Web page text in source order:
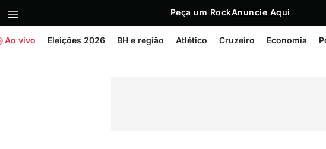
Peça um RockAnuncie Aqui
Ao vivo Eleições 2026 BH e região Atlético Cruzeiro Economia